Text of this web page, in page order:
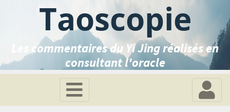
Taoscopie
Les commentaires du Yi Jing réalisés en
consultant l'oracle